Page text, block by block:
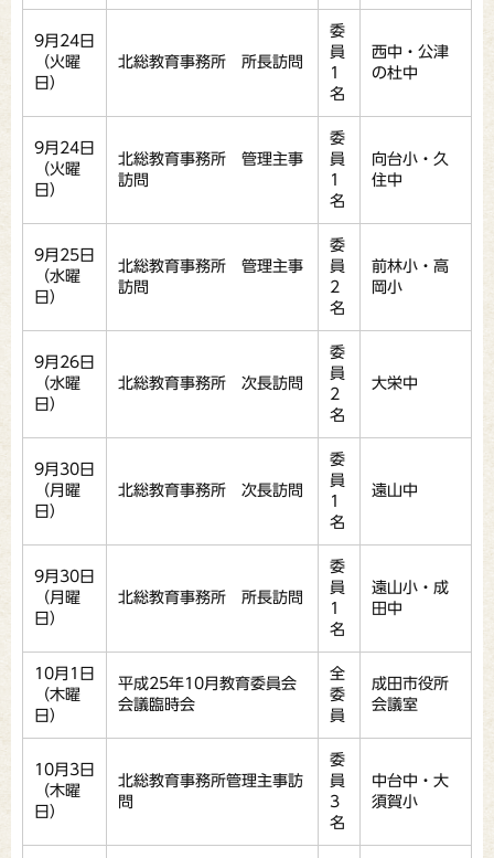
9月24日
（火曜
日）
北総教育事務所 所長訪問
委
員
1
名
西中・公津
の杜中
9月24日
（火曜
日）
北総教育事務所 管理主事
訪問
委
員
1
名
向台小・久
住中
9月25日
（水曜
日）
北総教育事務所 管理主事
訪問
委
員
2
名
前林小・高
岡小
9月26日
（水曜
日）
北総教育事務所 次長訪問
委
員
2
名
大栄中
9月30日
（月曜
日）
北総教育事務所 次長訪問
委
員
1
名
遠山中
9月30日
（月曜
日）
北総教育事務所 所長訪問
委
員
1
名
遠山小・成
田中
10月1日
（木曜
日）
平成25年10月教育委員会
会議臨時会
全
委
員
成田市役所
会議室
10月3日
（木曜
日）
北総教育事務所管理主事訪
問
委
員
3
名
中台中・大
須賀小